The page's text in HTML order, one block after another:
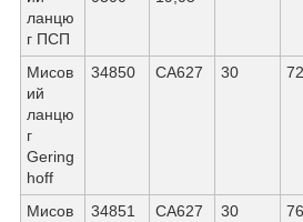
ланцю
г ПСП
Мисов
ий
ланцю
г
Gering
hoff
34850 СА627 30 72
Мисов
34851 СА627 30 76